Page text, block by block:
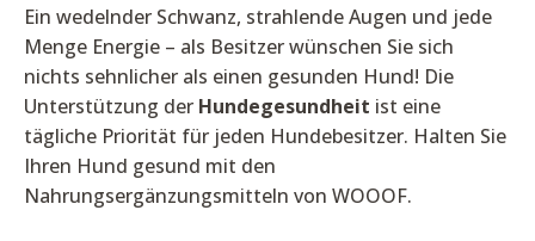
Ein wedelnder Schwanz, strahlende Augen und jede
Menge Energie – als Besitzer wünschen Sie sich
nichts sehnlicher als einen gesunden Hund! Die
Unterstützung der Hundegesundheit ist eine
tägliche Priorität für jeden Hundebesitzer. Halten Sie
Ihren Hund gesund mit den
Nahrungsergänzungsmitteln von WOOOF.